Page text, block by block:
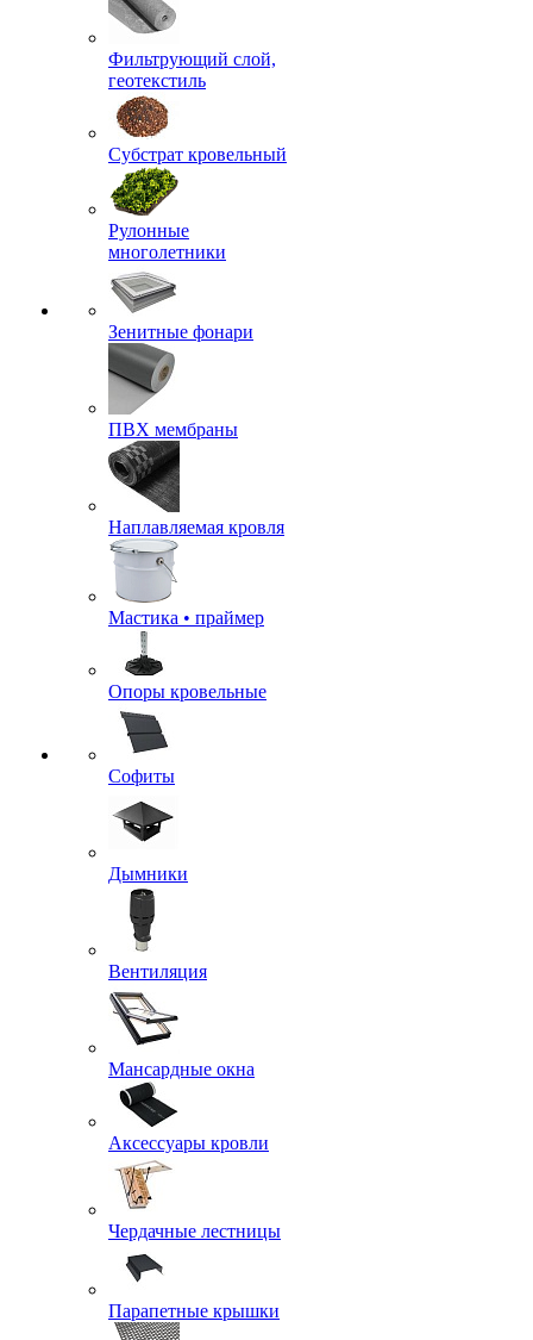
Фильтрующий слой,
геотекстиль
Субстрат кровельный
Рулонные
многолетники
Зенитные фонари
ПВХ мембраны
Наплавляемая кровля
Мастика • праймер
Опоры кровельные
Софиты
Дымники
Вентиляция
Мансардные окна
Аксессуары кровли
Чердачные лестницы
Парапетные крышки